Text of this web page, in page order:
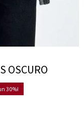
OSCURO
30